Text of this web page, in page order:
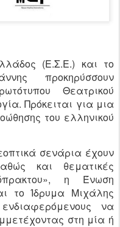
(Ε.Σ.Ε.) και το
προκηρύσσουν
Θεατρικού
Πρόκειται για μια
του ελληνικού
σενάρια έχουν
και θεματικές
η Ένωση
το Ίδρυμα Μιχάλης
να
στη μία ή